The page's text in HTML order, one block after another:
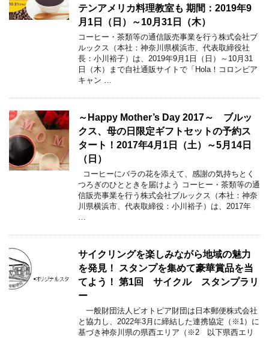
テンアメリカ料理教室も 期間：2019年9
月1日（日）～10月31日（木）
コーヒー・茶類等の通信販売事業を行う株式会社ブ
ルックス（本社：神奈川県横浜市、代表取締役社
長：小川裕子）は、2019年9月1日（日）～10月31
日（木）まで自社通販サイトで「Hola！コロンビア
キャン …
～Happy Mother’s Day 2017～ ブルッ
クス、母の日限定ギフトセットの予約ス
タート！2017年4月1日（土）～5月14日
（日）
コーヒーにバラの花を添えて、感謝の気持ちとく
つろぎのひとときを届けよう コーヒー・茶類等の通
信販売事業を行う株式会社ブルックス（本社：神奈
川県横浜市、代表取締役：小川裕子）は、2017年
…
サイクリングを楽しみながら地域の魅力
を発見！ スタンプを集めて豪華賞品を当
てよう！ 第1回 サイクル スタンプラリ
ー
一般財団法人ビオトピア財団は日本郵便株式会社
と協力し、2022年3月に締結した連携協定（※1）に
基づき神奈川県の県西エリア（※2 以下県西エリ